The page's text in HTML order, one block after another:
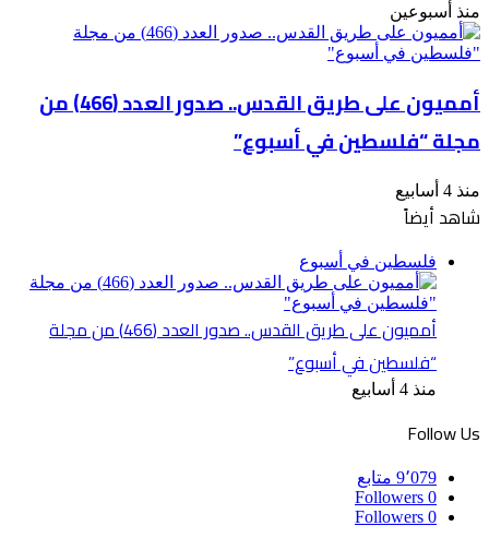
منذ أسبوعين
أمميون على طريق القدس.. صدور العدد (466) من
مجلة “فلسطين في أسبوع”
منذ 4 أسابيع
شاهد أيضاً
فلسطين في أسبوع
أمميون على طريق القدس.. صدور العدد (466) من مجلة
“فلسطين في أسبوع”
منذ 4 أسابيع
Follow Us
9٬079 متابع
0
Followers
0
Followers